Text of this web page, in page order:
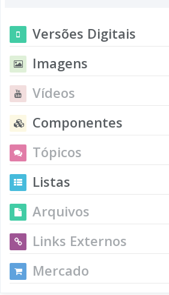
Versões Digitais
Imagens
Vídeos
Componentes
Tópicos
Listas
Arquivos
Links Externos
Mercado